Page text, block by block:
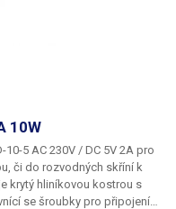
10W
5 AC 230V / DC 5V 2A pro
či do rozvodných skříní k
krytý hliníkovou kostrou s
se šroubky pro připojení